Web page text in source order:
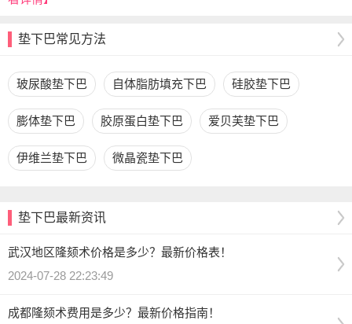
垫下巴常见方法
玻尿酸垫下巴 自体脂肪填充下巴 硅胶垫下巴
膨体垫下巴 胶原蛋白垫下巴 爱贝芙垫下巴
伊维兰垫下巴 微晶瓷垫下巴
垫下巴最新资讯
武汉地区隆颏术价格是多少？最新价格表！
2024-07-28 22:23:49
成都隆颏术费用是多少？最新价格指南！